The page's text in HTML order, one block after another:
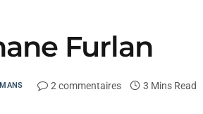
Furlan
2 commentaires 3 Mins Read